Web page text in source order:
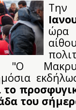
Την
"Ο
το
του